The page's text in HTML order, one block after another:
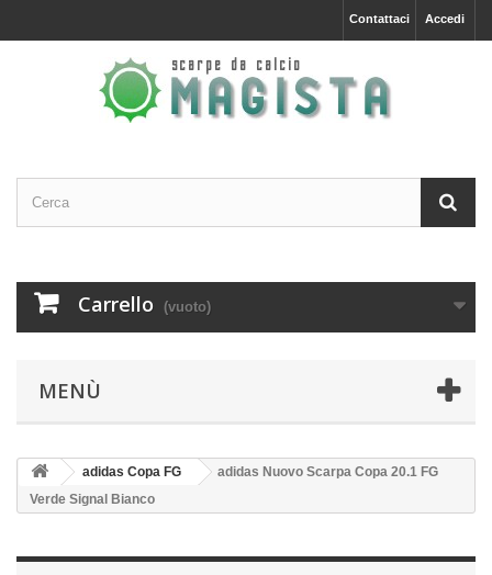
Accedi
Contattaci
Carrello (vuoto)
MENÙ
adidas Copa FG
adidas Nuovo Scarpa Copa 20.1 FG
Verde Signal Bianco